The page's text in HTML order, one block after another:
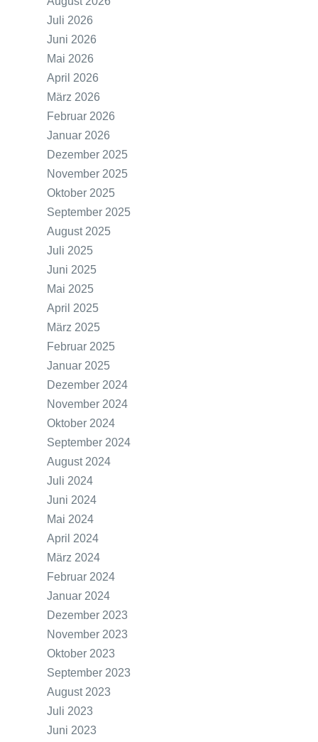
Juli 2026
Juni 2026
Mai 2026
April 2026
März 2026
Februar 2026
Januar 2026
Dezember 2025
November 2025
Oktober 2025
September 2025
August 2025
Juli 2025
Juni 2025
Mai 2025
April 2025
März 2025
Februar 2025
Januar 2025
Dezember 2024
November 2024
Oktober 2024
September 2024
August 2024
Juli 2024
Juni 2024
Mai 2024
April 2024
März 2024
Februar 2024
Januar 2024
Dezember 2023
November 2023
Oktober 2023
September 2023
August 2023
Juli 2023
Juni 2023